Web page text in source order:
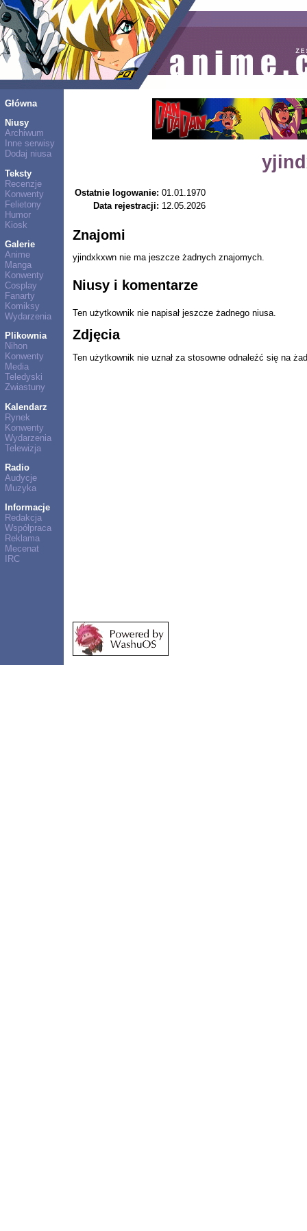
Główna
Niusy
Archiwum
Inne serwisy
Dodaj niusa
Teksty
Recenzje
Konwenty
Felietony
Humor
Kiosk
Galerie
Anime
Manga
Konwenty
Cosplay
Fanarty
Komiksy
Wydarzenia
Plikownia
Nihon
Konwenty
Media
Teledyski
Zwiastuny
Kalendarz
Rynek
Konwenty
Wydarzenia
Telewizja
Radio
Audycje
Muzyka
Informacje
Redakcja
Współpraca
Reklama
Mecenat
IRC
Ostatnie logowanie: 01.01.1970
Data rejestracji: 12.05.2026
Znajomi
yjindxkxwn nie ma jeszcze żadnych znajomych.
Niusy i komentarze
Ten użytkownik nie napisał jeszcze żadnego niusa.
Zdjęcia
Ten użytkownik nie uznał za stosowne odnaleźć się na